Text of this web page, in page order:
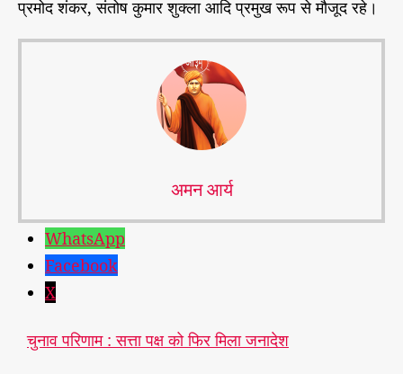
भे
ज्ञा
प्रमोद शंकर, संतोष कुमार शुक्ला आदि प्रमुख रूप से मौजूद रहे।
अमन आर्य
WhatsApp
Facebook
X
चुनाव परिणाम : सत्ता पक्ष को फिर मिला जनादेश